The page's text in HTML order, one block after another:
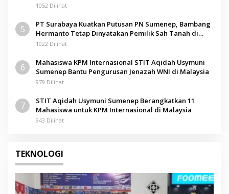
1052 Dilihat
5
PT Surabaya Kuatkan Putusan PN Sumenep, Bambang
Hermanto Tetap Dinyatakan Pemilik Sah Tanah di
Pamolokan
1022 Dilihat
6
Mahasiswa KPM Internasional STIT Aqidah Usymuni
Sumenep Bantu Pengurusan Jenazah WNI di Malaysia
979 Dilihat
7
STIT Aqidah Usymuni Sumenep Berangkatkan 11
Mahasiswa untuk KPM Internasional di Malaysia
943 Dilihat
TEKNOLOGI